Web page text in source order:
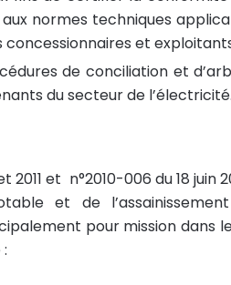
normes techniques
concessionnaires et
de conciliation et
du secteur de l’électricité.
2011 et n°2010-006 du 18
et de
pour mission dans